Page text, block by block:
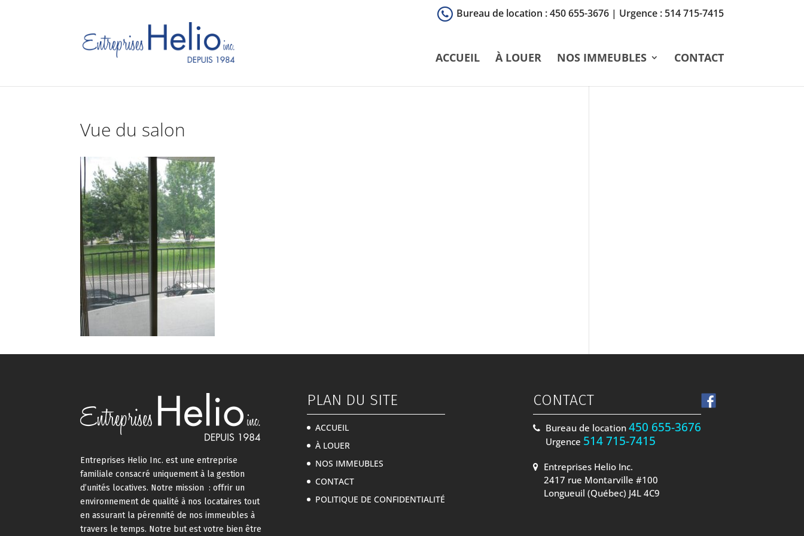
Bureau de location :450 655-3676| Urgence : 514 715-7415
ACCUEIL À LOUER NOS IMMEUBLES CONTACT
Vue du salon
Entreprises Helio Inc. est une entreprise
familiale consacré uniquement à la gestion
d’unités locatives. Notre mission : offrir un
environnement de qualité à nos locataires tout
en assurant la pérennité de nos immeubles à
travers le temps. Notre but est votre bien être
PLAN DU SITE
ACCUEIL
À LOUER
NOS IMMEUBLES
CONTACT
POLITIQUE DE CONFIDENTIALITÉ
CONTACT
Bureau de location 450 655-3676
Urgence 514 715-7415
Entreprises Helio Inc.
2417 rue Montarville #100
Longueuil (Québec) J4L 4C9